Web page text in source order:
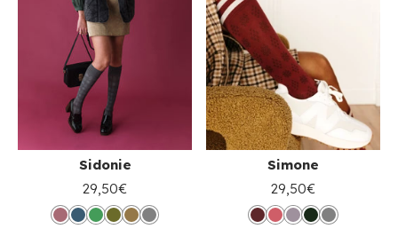
Sidonie
29,50€
Simone
29,50€